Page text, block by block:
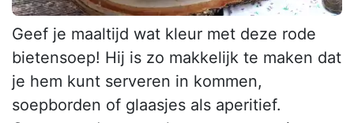
Geef je maaltijd wat kleur met deze rode
bietensoep! Hij is zo makkelijk te maken dat
je hem kunt serveren in kommen,
soepborden of glaasjes als aperitief.